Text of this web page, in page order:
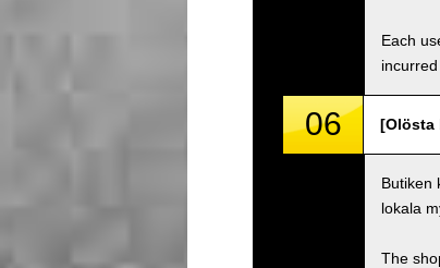
Each
06 [Olösta
Butiken
lokala
The